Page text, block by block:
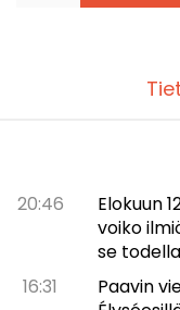
20:46
Elokuun
voiko
se
16:31
Paavin